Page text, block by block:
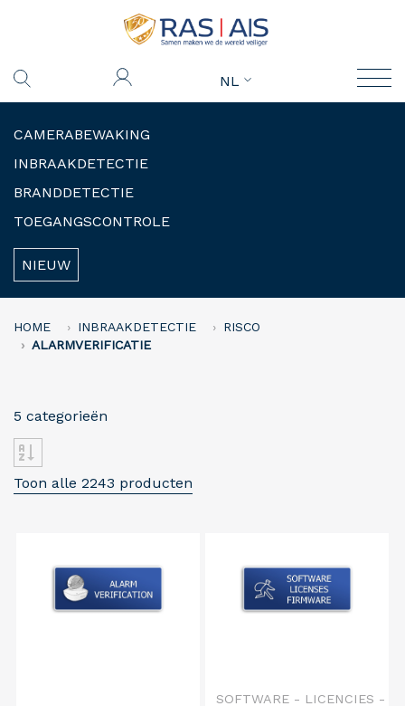
NL
CAMERABEWAKING
INBRAAKDETECTIE
BRANDDETECTIE
TOEGANGSCONTROLE
NIEUW
HOME INBRAAKDETECTIE
RISCO
ALARMVERIFICATIE
5 categorieën
Toon alle 2243 producten
SOFTWARE - LICENCIES -